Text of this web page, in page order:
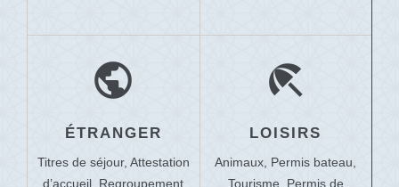
public
ÉTRANGER
Titres de séjour, Attestation
d’accueil, Regroupement
beach_access
LOISIRS
Animaux, Permis bateau,
Tourisme, Permis de